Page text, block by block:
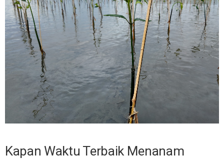
Kapan Waktu Terbaik Menanam